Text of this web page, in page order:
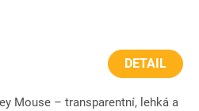
DETAIL
Mouse – transparentní, lehká a